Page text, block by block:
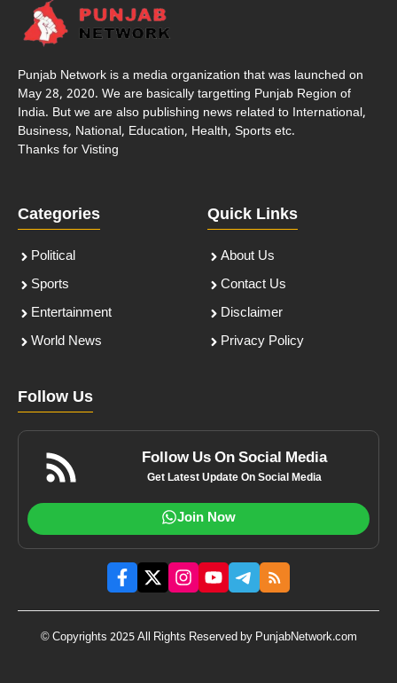
Punjab Network is a media organization that was launched on
May 28, 2020. We are basically targetting Punjab Region of
India. But we are also publishing news related to International,
Business, National, Education, Health, Sports etc.
Thanks for Visting
Categories
Political
Sports
Entertainment
World News
Quick Links
About Us
Contact Us
Disclaimer
Privacy Policy
Follow Us
Follow Us On Social Media
Get Latest Update On Social Media
Join Now
© Copyrights 2025 All Rights Reserved by PunjabNetwork.com